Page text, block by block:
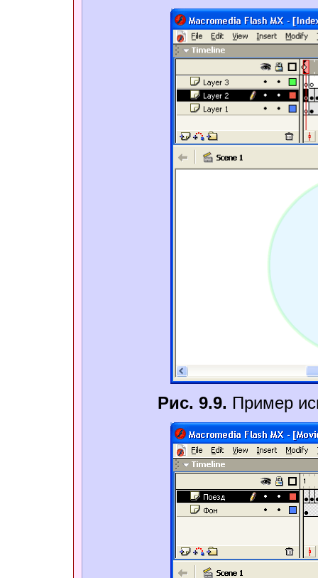
Рис. 9.9. Пример